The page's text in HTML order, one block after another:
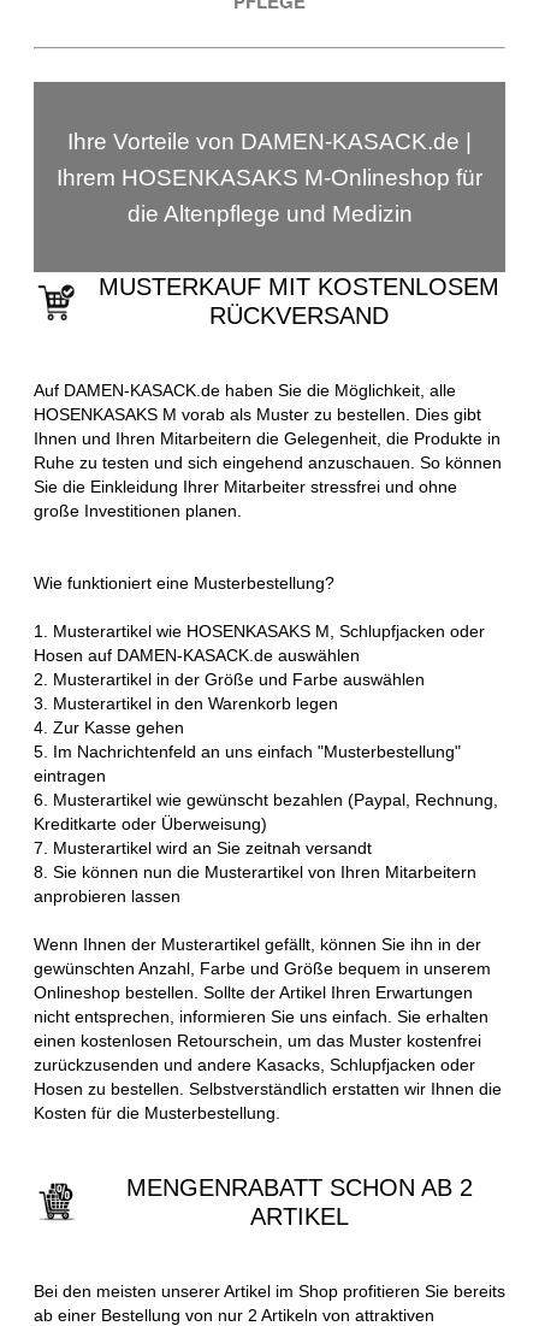
Ihre Vorteile von DAMEN-KASACK.de |
Ihrem HOSENKASAKS M-Onlineshop für
die Altenpflege und Medizin
MUSTERKAUF MIT KOSTENLOSEM
RÜCKVERSAND
Auf DAMEN-KASACK.de haben Sie die Möglichkeit, alle
HOSENKASAKS M vorab als Muster zu bestellen. Dies gibt
Ihnen und Ihren Mitarbeitern die Gelegenheit, die Produkte in
Ruhe zu testen und sich eingehend anzuschauen. So können
Sie die Einkleidung Ihrer Mitarbeiter stressfrei und ohne
große Investitionen planen.
Wie funktioniert eine Musterbestellung?
1. Musterartikel wie HOSENKASAKS M, Schlupfjacken oder
Hosen auf DAMEN-KASACK.de auswählen
2. Musterartikel in der Größe und Farbe auswählen
3. Musterartikel in den Warenkorb legen
4. Zur Kasse gehen
5. Im Nachrichtenfeld an uns einfach "Musterbestellung"
eintragen
6. Musterartikel wie gewünscht bezahlen (Paypal, Rechnung,
Kreditkarte oder Überweisung)
7. Musterartikel wird an Sie zeitnah versandt
8. Sie können nun die Musterartikel von Ihren Mitarbeitern
anprobieren lassen
Wenn Ihnen der Musterartikel gefällt, können Sie ihn in der
gewünschten Anzahl, Farbe und Größe bequem in unserem
Onlineshop bestellen. Sollte der Artikel Ihren Erwartungen
nicht entsprechen, informieren Sie uns einfach. Sie erhalten
einen kostenlosen Retourschein, um das Muster kostenfrei
zurückzusenden und andere Kasacks, Schlupfjacken oder
Hosen zu bestellen. Selbstverständlich erstatten wir Ihnen die
Kosten für die Musterbestellung.
MENGENRABATT SCHON AB 2
ARTIKEL
Bei den meisten unserer Artikel im Shop profitieren Sie bereits
ab einer Bestellung von nur 2 Artikeln von attraktiven